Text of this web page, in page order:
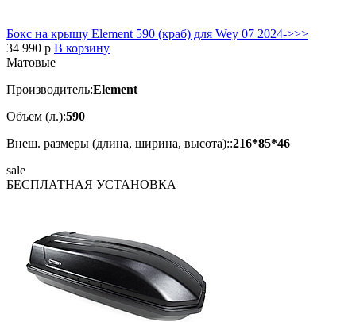
Бокс на крышу Element 590 (краб) для Wey 07 2024->>>
34 990 p В корзину
Матовые
Производитель:Element
Объем (л.):590
Внеш. размеры (длина, ширина, высота)::216*85*46
sale
БЕСПЛАТНАЯ УСТАНОВКА